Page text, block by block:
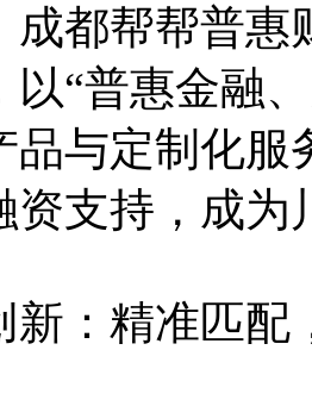
成都帮帮普惠
以“普惠金融
品与定制化服
资支持，成为
新：精准匹配